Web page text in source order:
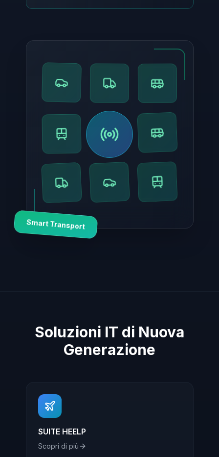
Smart Transport
Soluzioni IT di Nuova
Generazione
SUITE HEELP
Scopri di più